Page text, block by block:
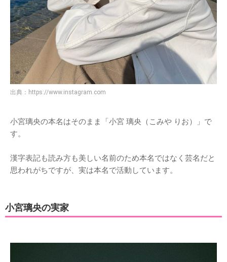
出典： https://www.instagram.com
小宮璃央の本名はそのまま「小宮 璃央（こみや りお）」で
す。
漢字表記も読み方も美しい名前のため本名ではなく芸名だと
思われがちですが、実は本名で活動しています。
小宮璃央の実家